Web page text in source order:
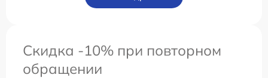
Скидка -10% при повторном
обращении